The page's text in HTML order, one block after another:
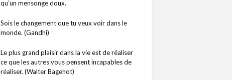
qu’un mensonge doux.
Sois le changement que tu veux voir dans le
monde. (Gandhi)
Le plus grand plaisir dans la vie est de réaliser
ce que les autres vous pensent incapables de
réaliser. (Walter Bagehot)